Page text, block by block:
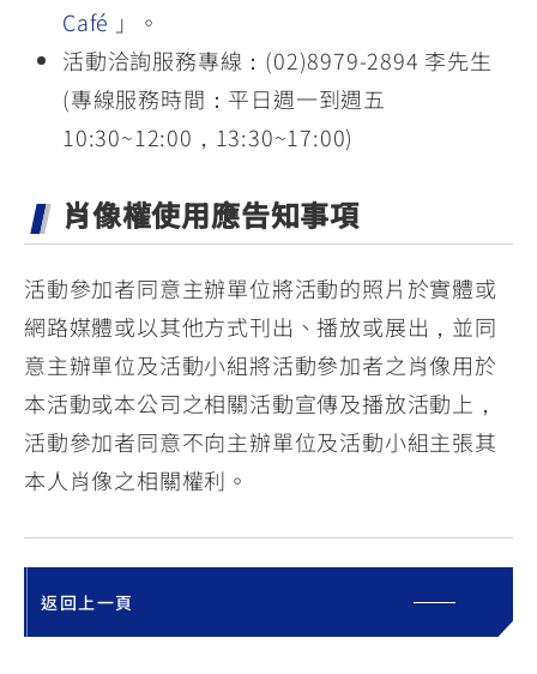
Café 」。
活動洽詢服務專線：(02)8979-2894 李先生
(專線服務時間：平日週一到週五
10:30~12:00，13:30~17:00)
肖像權使用應告知事項
活動參加者同意主辦單位將活動的照片於實體或
網路媒體或以其他方式刊出、播放或展出，並同
意主辦單位及活動小組將活動參加者之肖像用於
本活動或本公司之相關活動宣傳及播放活動上，
活動參加者同意不向主辦單位及活動小組主張其
本人肖像之相關權利。
返回上一頁